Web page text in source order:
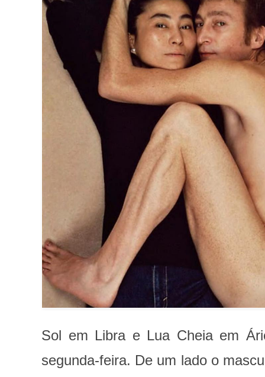
Sol em Libra e Lua Cheia em
segunda-feira. De um lado o